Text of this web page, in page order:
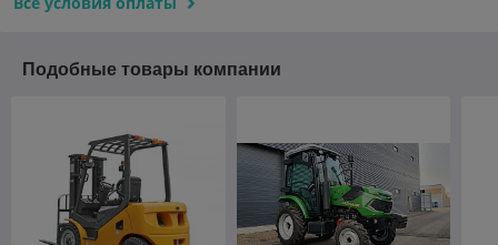
Подобные товары компании